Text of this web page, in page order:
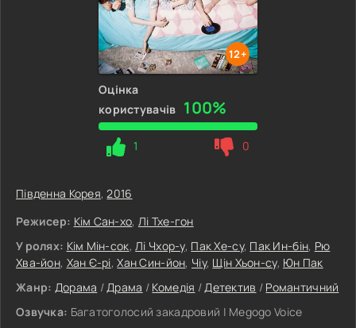
12+
Оцінка
користувачів 100%
1 0
Південна Корея,2016
Режисер: Кім Сан-хо, Лі Тхе-гон
У ролях: Кім Мін-сок,Лі Чхор-у, Пак Хе-су, Пак Ин-бін, Рю
Хва-йон, Хан Є-рі,Хан Син-йон, Чіу, Щін Хьон-су, Юн Пак
Жанр: Дорама /Драма / Комедія /Детектив / Романтичний
Озвучка: Багатоголосий закадровий | Megogo Voice